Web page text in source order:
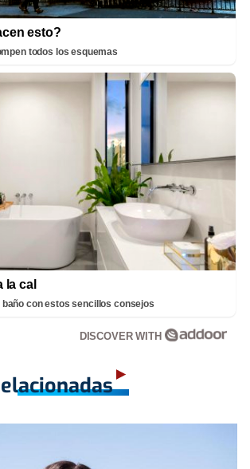
esto?
todos los esquemas
la cal
baño con estos sencillos consejos
DISCOVER WITH